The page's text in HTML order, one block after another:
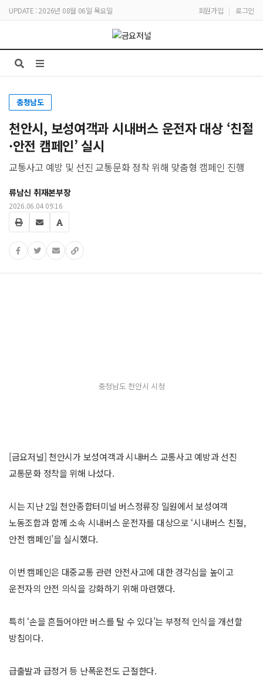
UPDATE : 2026년 08월 06일 목요일 회원가입 | 로그인
충청남도
천안시, 보성여객과 시내버스 운전자 대상 ‘친절
·안전 캠페인’ 실시
교통사고 예방 및 선진 교통문화 정착 위해 맞춤형 캠페인 진행
류남신 취재본부장
2026.06.04 09:16
충청남도 천안시 시청
[금요저널] 천안시가 보성여객과 시내버스 교통사고 예방과 선진
교통문화 정착을 위해 나섰다.
시는 지난 2일 천안종합터미널 버스정류장 일원에서 보성여객
노동조합과 함께 소속 시내버스 운전자를 대상으로 ‘시내버스 친절,
안전 캠페인’을 실시했다.
이번 캠페인은 대중교통 관련 안전사고에 대한 경각심을 높이고
운전자의 안전 의식을 강화하기 위해 마련했다.
특히 ‘손을 흔들어야만 버스를 탈 수 있다’는 부정적 인식을 개선할
방침이다.
급출발과 급정거 등 난폭운전도 근절한다.